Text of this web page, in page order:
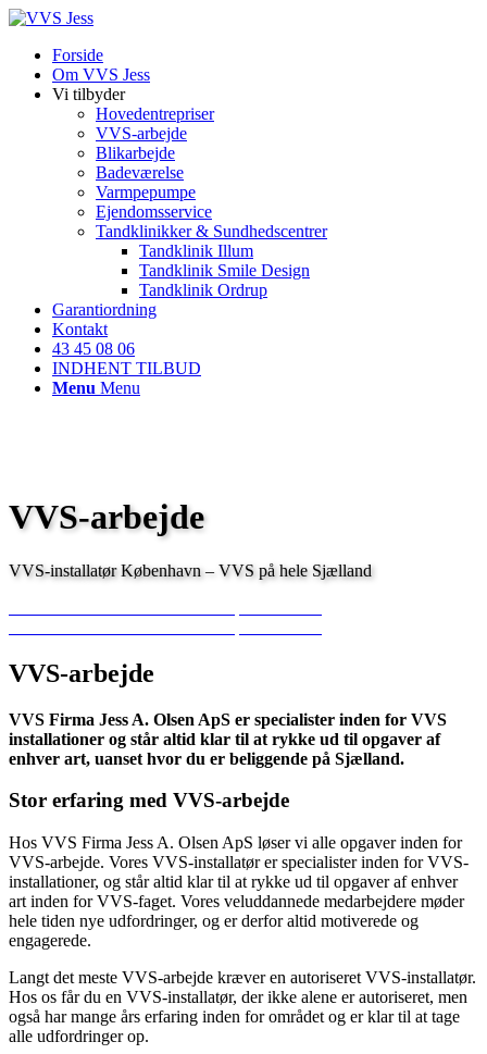
Forside
Om VVS Jess
Vi tilbyder
Hovedentrepriser
VVS-arbejde
Blikarbejde
Badeværelse
Varmpepumpe
Ejendomsservice
Tandklinikker & Sundhedscentrer
Tandklinik Illum
Tandklinik Smile Design
Tandklinik Ordrup
Garantiordning
Kontakt
43 45 08 06
INDHENT TILBUD
Menu Menu
VVS-arbejde
VVS-installatør København – VVS på hele Sjælland
VVS-arbejde
VVS Firma Jess A. Olsen ApS er specialister inden for VVS
installationer og står altid klar til at rykke ud til opgaver af
enhver art, uanset hvor du er beliggende på Sjælland.
Stor erfaring med VVS-arbejde
Hos VVS Firma Jess A. Olsen ApS løser vi alle opgaver inden for
VVS-arbejde. Vores VVS-installatør er specialister inden for VVS-
installationer, og står altid klar til at rykke ud til opgaver af enhver
art inden for VVS-faget. Vores veluddannede medarbejdere møder
hele tiden nye udfordringer, og er derfor altid motiverede og
engagerede.
Langt det meste VVS-arbejde kræver en autoriseret VVS-installatør.
Hos os får du en VVS-installatør, der ikke alene er autoriseret, men
også har mange års erfaring inden for området og er klar til at tage
alle udfordringer op.​